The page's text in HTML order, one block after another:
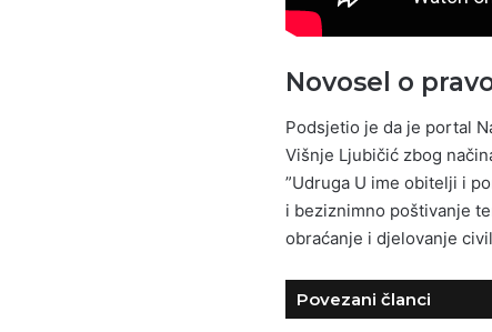
Novosel o
Podsjetio je da je portal
Višnje Ljubičić zbog
”Udruga U ime obitelji i
i beziznimno poštivanje
obraćanje i djelovanje
Povezani članci